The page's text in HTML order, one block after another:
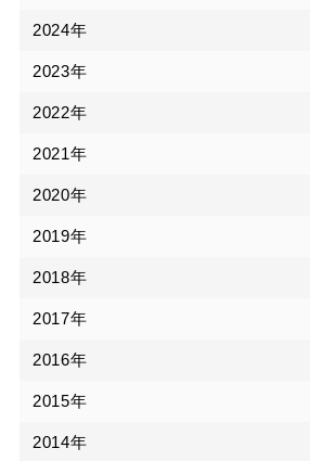
2024年
2023年
2022年
2021年
2020年
2019年
2018年
2017年
2016年
2015年
2014年